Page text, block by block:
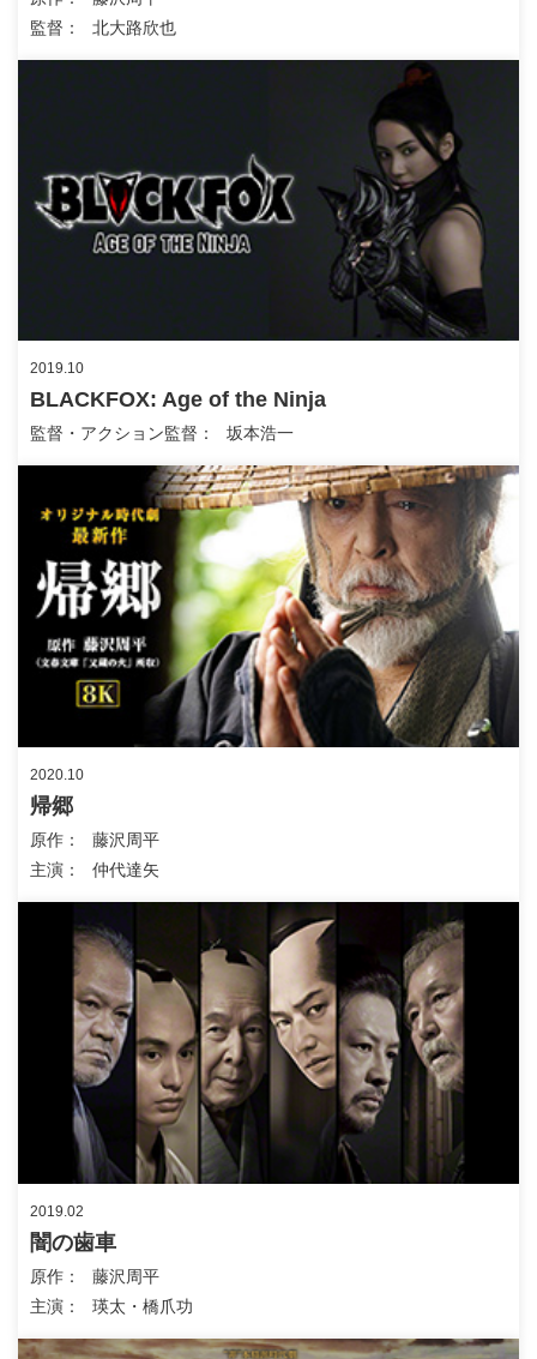
監督
北大路欣也
2019.10
BLACKFOX: Age of the Ninja
監督・アクション監督 坂本浩一
2020.10
帰郷
原作
主演
藤沢周平
仲代達矢
2019.02
闇の歯車
原作
主演
藤沢周平
瑛太・橋爪功